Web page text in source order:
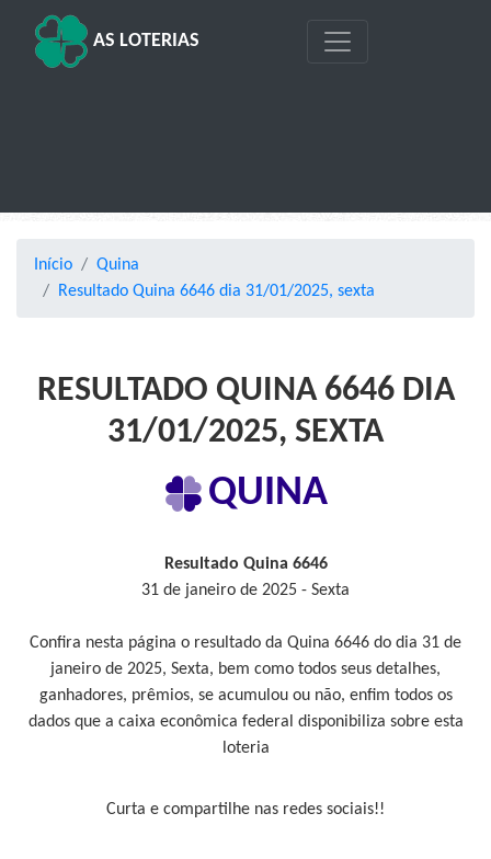
AS LOTERIAS
Início
Quina
Resultado Quina 6646 dia 31/01/2025, sexta
RESULTADO QUINA 6646 DIA
31/01/2025, SEXTA
QUINA
Resultado Quina 6646
31 de janeiro de 2025 - Sexta
Confira nesta página o resultado da Quina 6646 do dia 31 de
janeiro de 2025, Sexta, bem como todos seus detalhes,
ganhadores, prêmios, se acumulou ou não, enfim todos os
dados que a caixa econômica federal disponibiliza sobre esta
loteria
Curta e compartilhe nas redes sociais!!